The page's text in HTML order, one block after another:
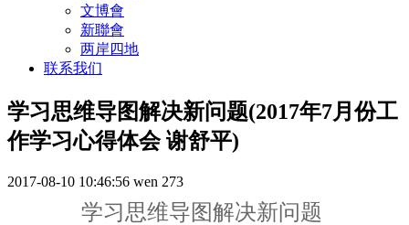
文博會
新聯會
两岸四地
联系我们
学习思维导图解决新问题(2017年7月份工
作学习心得体会 谢舒平)
2017-08-10 10:46:56 wen 273
学习思维导图解决新问题